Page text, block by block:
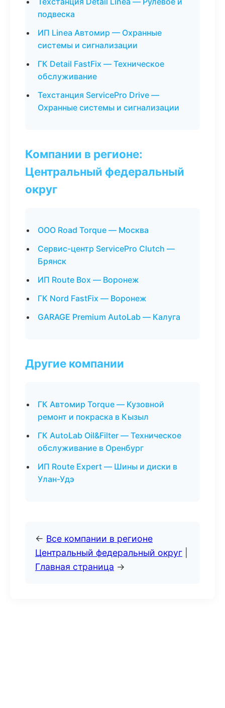
подвеска
ИП Linea Автомир — Охранные
системы и сигнализации
ГК Detail FastFix — Техническое
обслуживание
Техстанция ServicePro Drive —
Охранные системы и сигнализации
Компании в регионе:
Центральный федеральный
округ
ООО Road Torque — Москва
Сервис-центр ServicePro Clutch —
Брянск
ИП Route Box — Воронеж
ГК Nord FastFix — Воронеж
GARAGE Premium AutoLab — Калуга
Другие компании
ГК Автомир Torque — Кузовной
ремонт и покраска в Кызыл
ГК AutoLab Oil&Filter — Техническое
обслуживание в Оренбург
ИП Route Expert — Шины и диски в
Улан-Удэ
← Все компании в регионе
Центральный федеральный округ
Главная страница →